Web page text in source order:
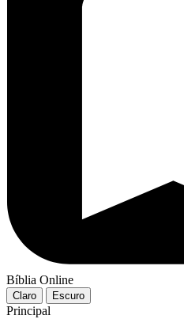
Bíblia Online
Claro Escuro
Principal